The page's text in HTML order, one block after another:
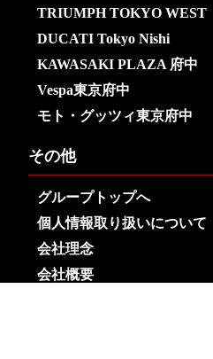
TRIUMPH TOKYO WEST
DUCATI Tokyo Nishi
KAWASAKI PLAZA 府中
Vespa東京府中
モト・グッツィ東京府中
その他
グループトップへ
個人情報取り扱いについて
会社理念
会社概要